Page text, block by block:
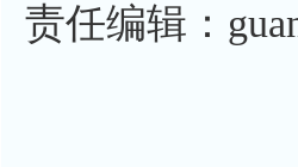
责任编辑：